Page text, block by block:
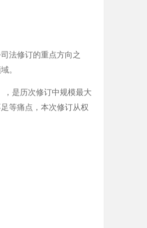
法修订的重点方向之
。
是历次修订中规模最大
等痛点，本次修订从权